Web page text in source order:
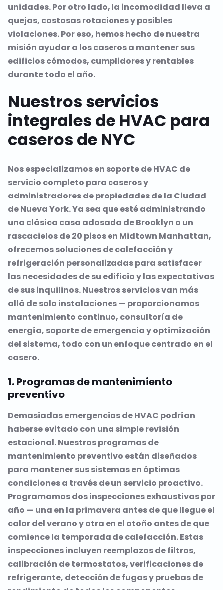
unidades. Por otro lado, la incomodidad lleva a
quejas, costosas rotaciones y posibles
violaciones. Por eso, hemos hecho de nuestra
misión ayudar a los caseros a mantener sus
edificios cómodos, cumplidores y rentables
durante todo el año.
Nuestros servicios
integrales de HVAC para
caseros de NYC
Nos especializamos en soporte de HVAC de
servicio completo para caseros y
administradores de propiedades de la Ciudad
de Nueva York. Ya sea que esté administrando
una clásica casa adosada de Brooklyn o un
rascacielos de 20 pisos en Midtown Manhattan,
ofrecemos soluciones de calefacción y
refrigeración personalizadas para satisfacer
las necesidades de su edificio y las expectativas
de sus inquilinos. Nuestros servicios van más
allá de solo instalaciones — proporcionamos
mantenimiento continuo, consultoría de
energía, soporte de emergencia y optimización
del sistema, todo con un enfoque centrado en el
casero.
1. Programas de mantenimiento
preventivo
Demasiadas emergencias de HVAC podrían
haberse evitado con una simple revisión
estacional. Nuestros programas de
mantenimiento preventivo están diseñados
para mantener sus sistemas en óptimas
condiciones a través de un servicio proactivo.
Programamos dos inspecciones exhaustivas por
año — una en la primavera antes de que llegue el
calor del verano y otra en el otoño antes de que
comience la temporada de calefacción. Estas
inspecciones incluyen reemplazos de filtros,
calibración de termostatos, verificaciones de
refrigerante, detección de fugas y pruebas de